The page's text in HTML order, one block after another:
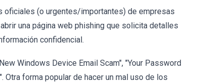
oficiales (o urgentes/importantes) de empresas
una página web phishing que solicita detalles
confidencial.
Windows Device Email Scam", "Your Password
Otra forma popular de hacer un mal uso de los